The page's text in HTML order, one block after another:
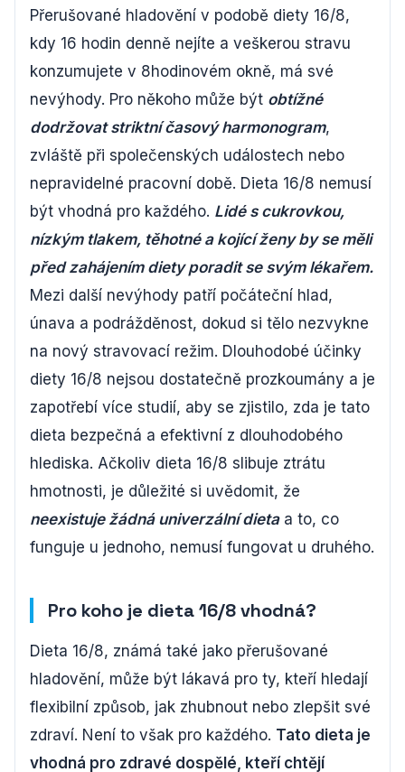
Přerušované hladovění v podobě diety 16/8,
kdy 16 hodin denně nejíte a veškerou stravu
konzumujete v 8hodinovém okně, má své
nevýhody. Pro někoho může být obtížné
dodržovat striktní časový harmonogram,
zvláště při společenských událostech nebo
nepravidelné pracovní době. Dieta 16/8 nemusí
být vhodná pro každého. Lidé s cukrovkou,
nízkým tlakem, těhotné a kojící ženy by se měli
před zahájením diety poradit se svým lékařem.
Mezi další nevýhody patří počáteční hlad,
únava a podrážděnost, dokud si tělo nezvykne
na nový stravovací režim. Dlouhodobé účinky
diety 16/8 nejsou dostatečně prozkoumány a je
zapotřebí více studií, aby se zjistilo, zda je tato
dieta bezpečná a efektivní z dlouhodobého
hlediska. Ačkoliv dieta 16/8 slibuje ztrátu
hmotnosti, je důležité si uvědomit, že
neexistuje žádná univerzální dietaa to, co
funguje u jednoho, nemusí fungovat u druhého.
Pro koho je dieta 16/8 vhodná?
Dieta 16/8, známá také jako přerušované
hladovění, může být lákavá pro ty, kteří hledají
flexibilní způsob, jak zhubnout nebo zlepšit své
zdraví. Není to však pro každého. Tato dieta je
vhodná pro zdravé dospělé, kteří chtějí